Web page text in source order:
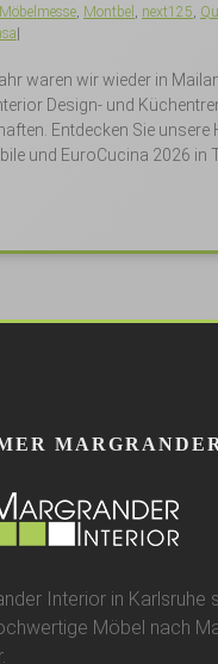
Möbelmesse, Montbel , next125,
waren wir wieder in
Design- und
Entdecken Sie unsere
und EuroCucina 2026 in
Interior in Karlsruhe
Möbel nach